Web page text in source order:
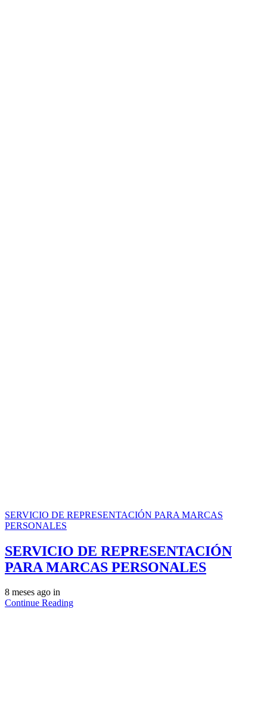
SERVICIO DE REPRESENTACIÓN PARA MARCAS
PERSONALES
SERVICIO DE REPRESENTACIÓN
PARA MARCAS PERSONALES
8 meses ago in
Continue Reading